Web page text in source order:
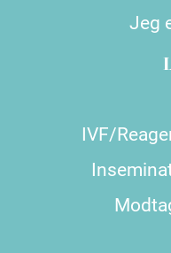
Jeg
IVF/